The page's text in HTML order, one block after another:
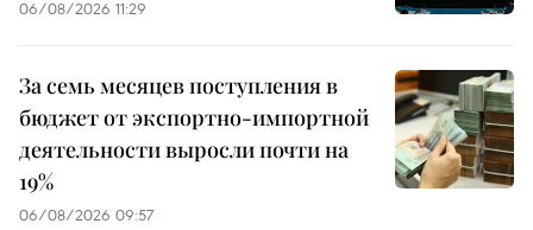
06/08/2026 11:29
За семь месяцев поступления в
бюджет от экспортно-импортной
деятельности выросли почти на
19%
06/08/2026 09:57